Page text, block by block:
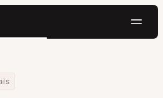
no Mercado para